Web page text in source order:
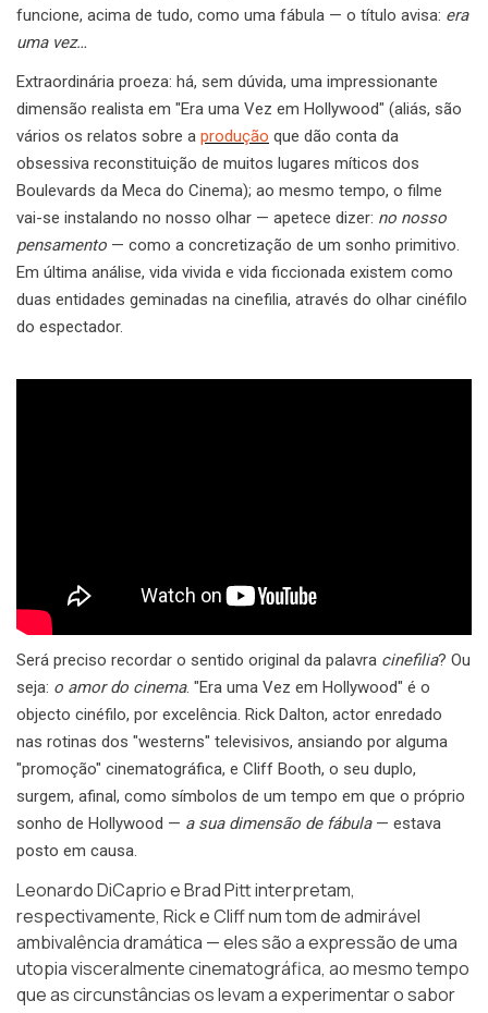
funcione, acima de tudo, como uma fábula — o título avisa: era
uma vez…
Extraordinária proeza: há, sem dúvida, uma impressionante
dimensão realista em "Era uma Vez em Hollywood" (aliás, são
vários os relatos sobre a produção que dão conta da
obsessiva reconstituição de muitos lugares míticos dos
Boulevards da Meca do Cinema); ao mesmo tempo, o filme
vai-se instalando no nosso olhar — apetece dizer: no nosso
pensamento — como a concretização de um sonho primitivo.
Em última análise, vida vivida e vida ficcionada existem como
duas entidades geminadas na cinefilia, através do olhar cinéfilo
do espectador.
Será preciso recordar o sentido original da palavra cinefilia? Ou
seja: o amor do cinema. "Era uma Vez em Hollywood" é o
objecto cinéfilo, por excelência. Rick Dalton, actor enredado
nas rotinas dos "westerns" televisivos, ansiando por alguma
"promoção" cinematográfica, e Cliff Booth, o seu duplo,
surgem, afinal, como símbolos de um tempo em que o próprio
sonho de Hollywood — a sua dimensão de fábula— estava
posto em causa.
Leonardo DiCaprio e Brad Pitt interpretam,
respectivamente, Rick e Cliff num tom de admirável
ambivalência dramática — eles são a expressão de uma
utopia visceralmente cinematográfica, ao mesmo tempo
que as circunstâncias os levam a experimentar o sabor